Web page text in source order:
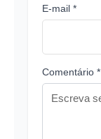
E-mail *
Comentário *